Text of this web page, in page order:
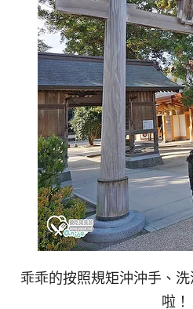
乖乖的按照規矩沖沖手、
啦！